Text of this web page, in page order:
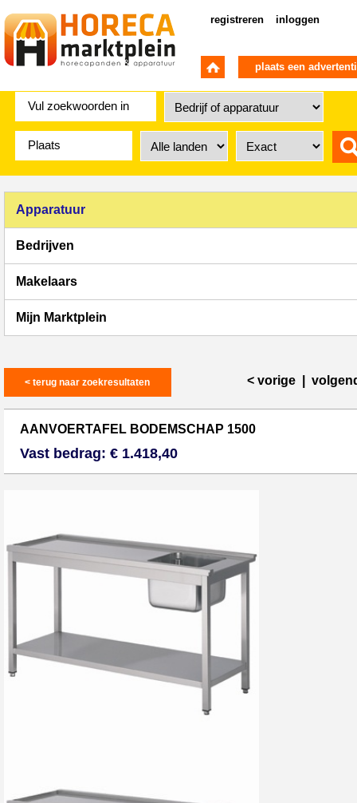
registreren inloggen
plaats een
Apparatuur
Bedrijven
Makelaars
Mijn Marktplein
< terug naar zoekresultaten < vorige
AANVOERTAFEL BODEMSCHAP 1500
Vast bedrag: € 1.418,40